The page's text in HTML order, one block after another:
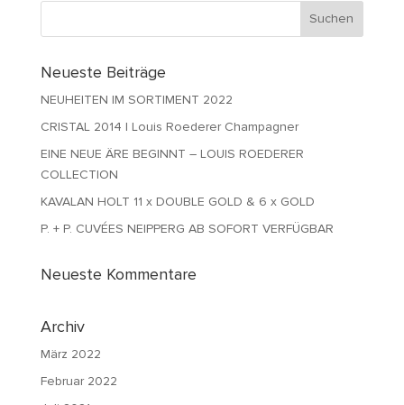
Neueste Beiträge
NEUHEITEN IM SORTIMENT 2022
CRISTAL 2014 | Louis Roederer Champagner
EINE NEUE ÄRE BEGINNT – LOUIS ROEDERER
COLLECTION
KAVALAN HOLT 11 x DOUBLE GOLD & 6 x GOLD
P. + P. CUVÉES NEIPPERG AB SOFORT VERFÜGBAR
Neueste Kommentare
Archiv
März 2022
Februar 2022